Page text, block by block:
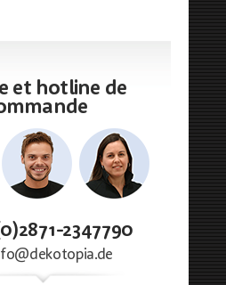
et hotline de
2347790